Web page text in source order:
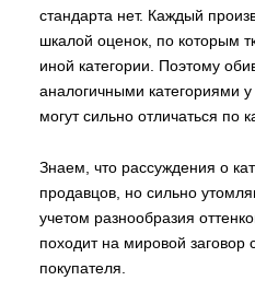
стандарта нет. Каждый
шкалой оценок, по которым
иной категории. Поэтому
аналогичными категориями
могут сильно отличаться по
Знаем, что рассуждения о
продавцов, но сильно
учетом разнообразия
походит на мировой заговор
покупателя.